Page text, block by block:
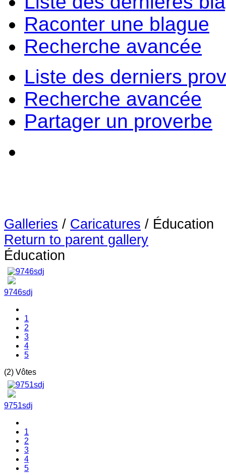
Raconter une blague
Recherche avancée
Liste des derniers
Recherche avancée
Partager un proverbe
Galleries / Caricatures / Éducation
Return to parent gallery
Éducation
9746sdj
1
2
3
4
5
(2) Vôtes
9751sdj
1
2
3
4
5